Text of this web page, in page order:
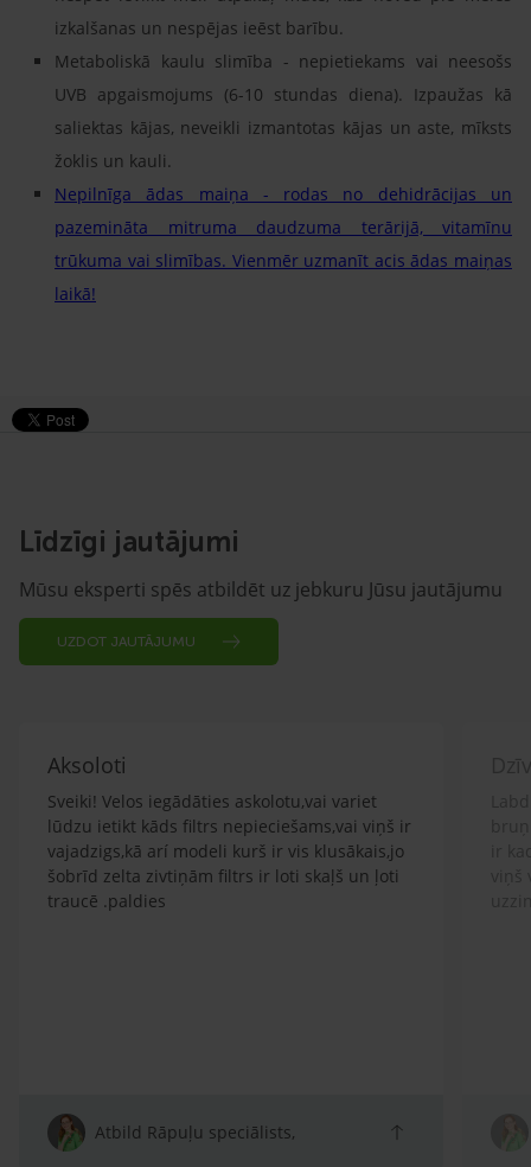
izkalšanas un nespējas ieēst barību.
Metaboliskā kaulu slimība - nepietiekams vai neesošs
UVB apgaismojums (6-10 stundas diena). Izpaužas kā
saliektas kājas, neveikli izmantotas kājas un aste, mīksts
žoklis un kauli.
Nepilnīga ādas maiņa - rodas no dehidrācijas un
pazemināta mitruma daudzuma terārijā, vitamīnu
trūkuma vai slimības. Vienmēr uzmanīt acis ādas maiņas
laikā!
Līdzīgi jautājumi
Mūsu eksperti spēs atbildēt uz jebkuru Jūsu jautājumu
UZDOT JAUTĀJUMU
Aksoloti
Sveiki! Velos iegādāties askolotu,vai variet
lūdzu ietikt kāds filtrs nepieciešams,vai viņš ir
vajadzigs,kā arí modeli kurš ir vis klusākais,jo
šobrīd zelta zivtiņām filtrs ir loti skaļš un ļoti
traucē .paldies
Atbild Rāpuļu speciālists,